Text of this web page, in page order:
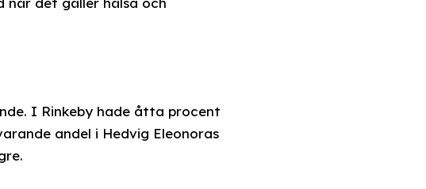
I Rinkeby hade åtta procent
andel i Hedvig Eleonoras